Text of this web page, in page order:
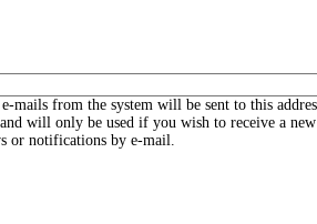
mails from the system will be sent to this
will only be used if you wish to receive a
or notifications by e-mail.